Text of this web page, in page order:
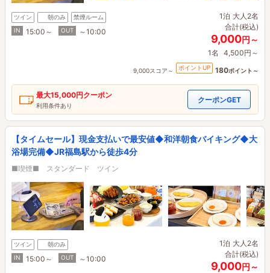
ツイン 朝のみ
禁煙ルーム
IN
15:00～ OUT ～10:00
1泊 大人2名
合計(税込)
9,000円～
1名 4,500円～
9,000スコア～ ポイントUP 180ポイント～
最大15,000円クーポン
利用条件あり
クーポンGET
【タイムセール】現金支払いで最安値◆和洋朝食バイキング◆大
浴場完備◆JR福島駅から徒歩4分
■喫煙■ スタンダード ツイン
ツイン
朝のみ
IN
15:00～ OUT ～10:00
1泊 大人2名
合計(税込)
9,000円～